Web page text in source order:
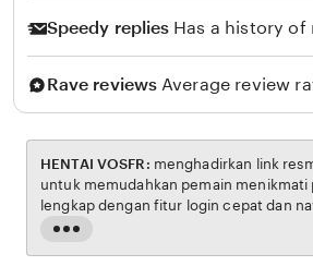
Speedy replies Has a history of
Rave reviews Average review
Read
the
HENTAI VOSFR:
untuk memudahkan pemain menikmati permainan BOKEP dengan aman dan transparan,
lengkap dengan fitur login cepat dan navigasi yang ramah pengguna. Setiap transaksi
dijamin aman, sementara update hasil dan informasi permainan selalu tersedia secara real-